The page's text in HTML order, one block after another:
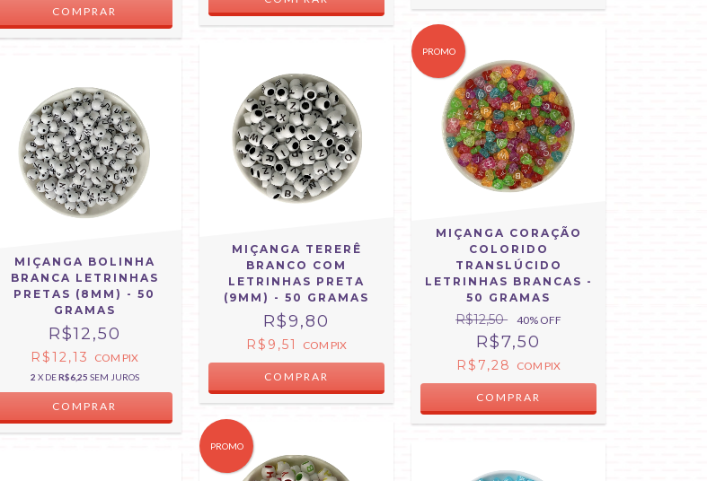
MIÇANGA BOLINHA
BRANCA LETRINHAS
PRETAS (8MM) - 50
GRAMAS
R$12,50
R$12,13 COM PIX
2 X DER$6,25 SEM JUROS
MIÇANGA TERERÊ
BRANCO COM
LETRINHAS PRETA
(9MM) - 50 GRAMAS
R$9,80
R$9,51 COM PIX
PROMO
MIÇANGA CORAÇÃO
COLORIDO
TRANSLÚCIDO
LETRINHAS BRANCAS -
50 GRAMAS
R$12,50 40% OFF
R$7,50
R$7,28 COM PIX
PROMO